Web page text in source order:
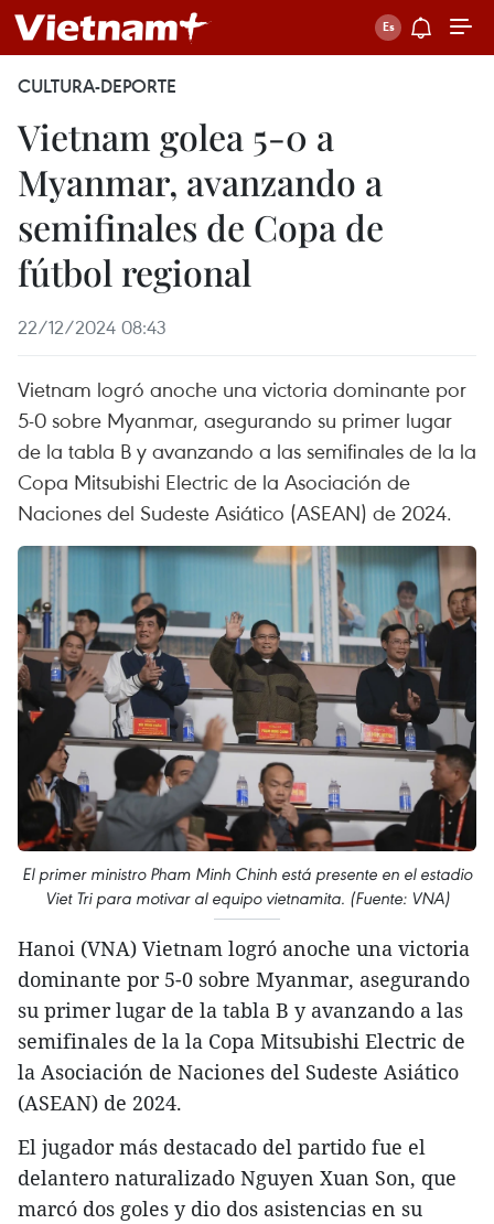
CULTURA-DEPORTE
Vietnam golea 5-0 a
Myanmar, avanzando a
semifinales de Copa de
fútbol regional
22/12/2024 08:43
Vietnam logró anoche una victoria dominante por
5-0 sobre Myanmar, asegurando su primer lugar
de la tabla B y avanzando a las semifinales de la la
Copa Mitsubishi Electric de la Asociación de
Naciones del Sudeste Asiático (ASEAN) de 2024.
El primer ministro Pham Minh Chinh está presente en el estadio
Viet Tri para motivar al equipo vietnamita. (Fuente: VNA)
Hanoi (VNA) Vietnam logró anoche una victoria
dominante por 5-0 sobre Myanmar, asegurando
su primer lugar de la tabla B y avanzando a las
semifinales de la la Copa Mitsubishi Electric de
la Asociación de Naciones del Sudeste Asiático
(ASEAN) de 2024.
El jugador más destacado del partido fue el
delantero naturalizado Nguyen Xuan Son, que
marcó dos goles y dio dos asistencias en su